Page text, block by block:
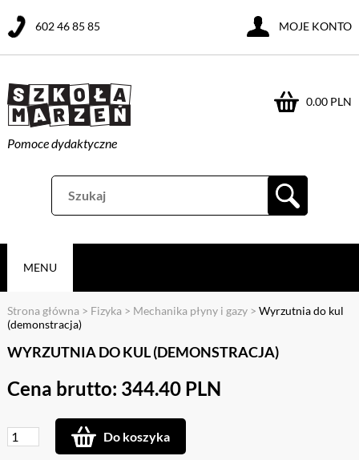
Pomoce dydaktyczne
0.00 PLN
602 46 85 85 MOJE KONTO
MENU
Strona główna > Fizyka > Mechanika płyny i gazy> Wyrzutnia do kul
(demonstracja)
WYRZUTNIA DO KUL (DEMONSTRACJA)
Cena brutto: 344.40 PLN
Do koszyka